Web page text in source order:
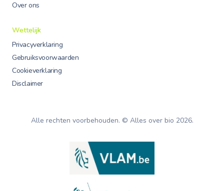
Over ons
Wettelijk
Privacyverklaring
Gebruiksvoorwaarden
Cookieverklaring
Disclaimer
Alle rechten voorbehouden. © Alles over bio 2026.